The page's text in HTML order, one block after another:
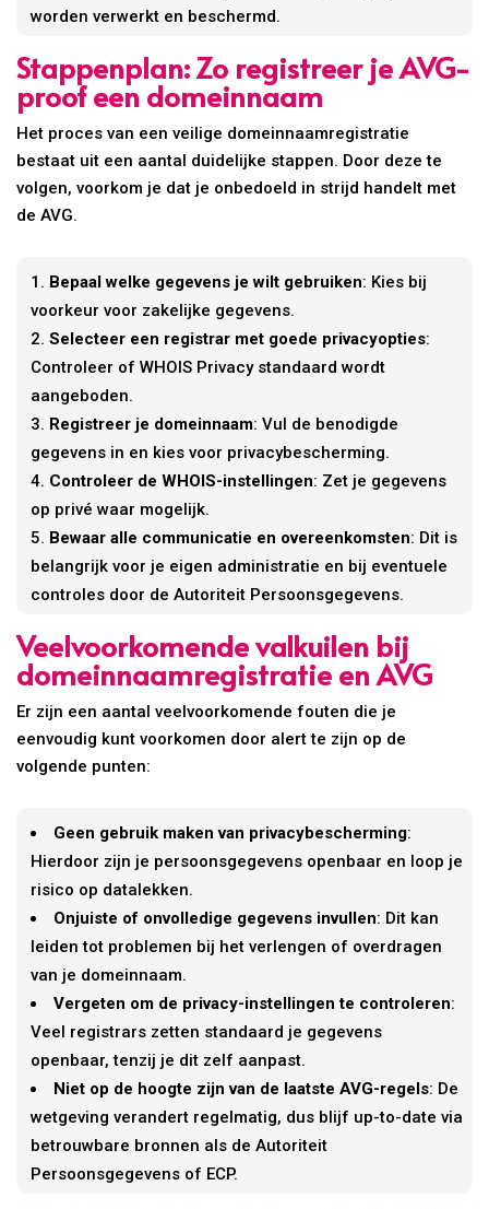
worden verwerkt en beschermd.
Stappenplan: Zo registreer je AVG-
proof een domeinnaam
Het proces van een veilige domeinnaamregistratie
bestaat uit een aantal duidelijke stappen. Door deze te
volgen, voorkom je dat je onbedoeld in strijd handelt met
de AVG.
Bepaal welke gegevens je wilt gebruiken: Kies bij
voorkeur voor zakelijke gegevens.
Selecteer een registrar met goede privacyopties:
Controleer of WHOIS Privacy standaard wordt
aangeboden.
Registreer je domeinnaam: Vul de benodigde
gegevens in en kies voor privacybescherming.
Controleer de WHOIS-instellingen: Zet je gegevens
op privé waar mogelijk.
Bewaar alle communicatie en overeenkomsten: Dit is
belangrijk voor je eigen administratie en bij eventuele
controles door de Autoriteit Persoonsgegevens.
Veelvoorkomende valkuilen bij
domeinnaamregistratie en AVG
Er zijn een aantal veelvoorkomende fouten die je
eenvoudig kunt voorkomen door alert te zijn op de
volgende punten:
Geen gebruik maken van privacybescherming:
Hierdoor zijn je persoonsgegevens openbaar en loop je
risico op datalekken.
Onjuiste of onvolledige gegevens invullen: Dit kan
leiden tot problemen bij het verlengen of overdragen
van je domeinnaam.
Vergeten om de privacy-instellingen te controleren:
Veel registrars zetten standaard je gegevens
openbaar, tenzij je dit zelf aanpast.
Niet op de hoogte zijn van de laatste AVG-regels: De
wetgeving verandert regelmatig, dus blijf up-to-date via
betrouwbare bronnen als de Autoriteit
Persoonsgegevens of ECP.